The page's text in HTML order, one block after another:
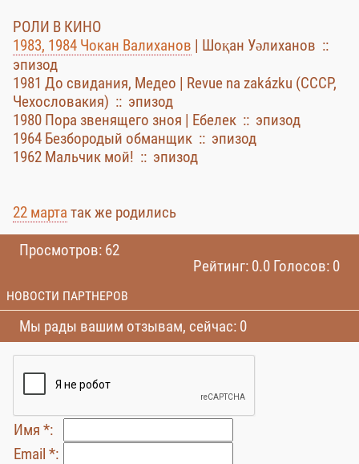
РОЛИ В КИНО
1983, 1984 Чокан Валиханов | Шоқан Уәлиханов ::
эпизод
1981 До свидания, Медео | Revue na zakázku (СССР,
Чехословакия) :: эпизод
1980 Пора звенящего зноя | Ебелек :: эпизод
1964 Безбородый обманщик :: эпизод
1962 Мальчик мой! :: эпизод
22 марта так же родились
Просмотров: 62
Рейтинг: 0.0 Голосов: 0
НОВОСТИ ПАРТНЕРОВ
Мы рады вашим отзывам, сейчас: 0
Имя *:
Email *: